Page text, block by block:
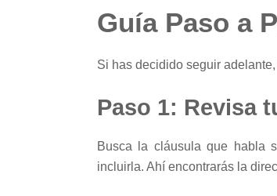
Guía Paso a
Si has decidido seguir
Paso 1: Revisa
Busca la cláusula que habla
incluirla. Ahí encontrarás la